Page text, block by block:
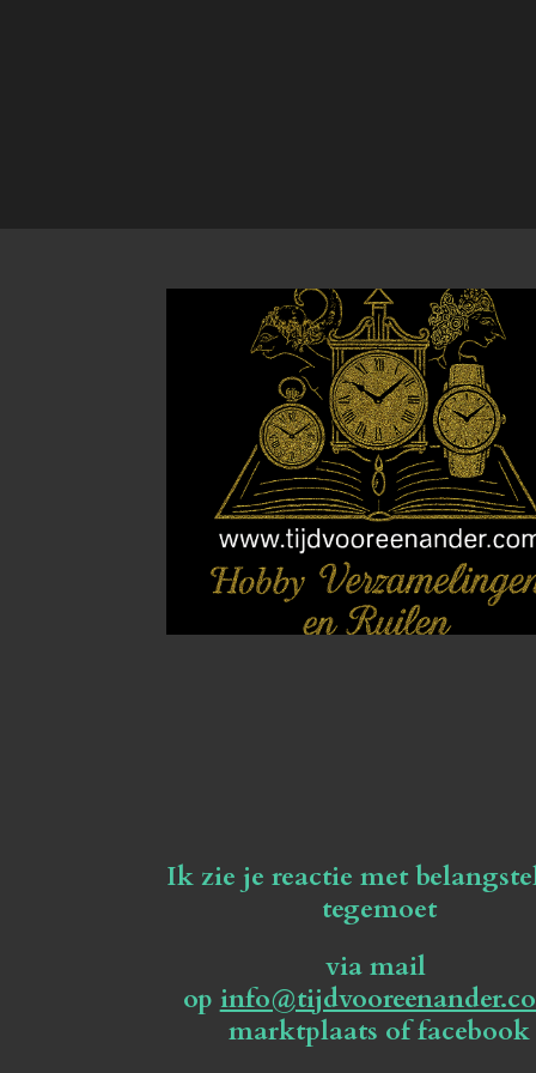
Ik zie je reactie met
tegemoet
via mail
op
marktplaats of facebook